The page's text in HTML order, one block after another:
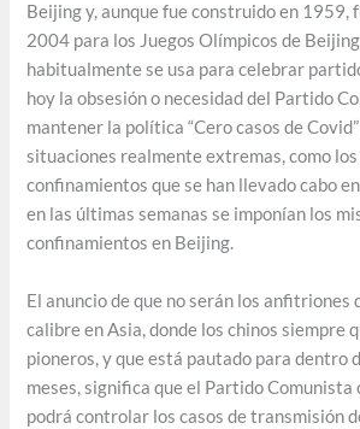
Beijing y, aunque fue construido en 1959,
2004 para los Juegos Olímpicos de
habitualmente se usa para celebrar
hoy la obsesión o necesidad del Partido
mantener la política “Cero casos de
situaciones realmente extremas, como los
confinamientos que se han llevado cabo
en las últimas semanas se imponían los
confinamientos en Beijing.
El anuncio de que no serán los anfitriones
calibre en Asia, donde los chinos siempre
pioneros, y que está pautado para dentro
meses, significa que el Partido Comunista
podrá controlar los casos de transmisión